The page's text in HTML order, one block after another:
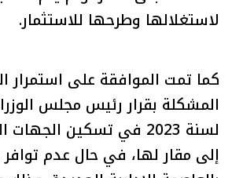
لاستغلالها وطرحها للاستثمار.
كما تمت الموافقة على استمرار
لسنة 2023 في تسكين
إلى مقار لها، في حال عدم